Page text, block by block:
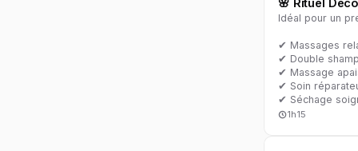
🌸 Rituel
Idéal pour un
✔ Massages
✔ Double
✔ Massage
✔ Soin
✔ Séchage
1h15